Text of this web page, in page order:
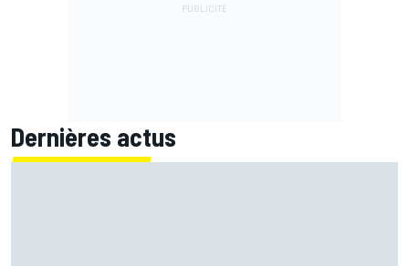
Dernières actus